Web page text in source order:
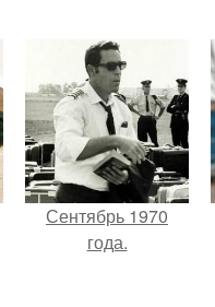
Сентябрь 1970
года.